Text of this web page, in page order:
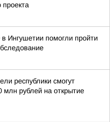
проекта
Ингушетии помогли пройти
республики смогут
млн рублей на открытие